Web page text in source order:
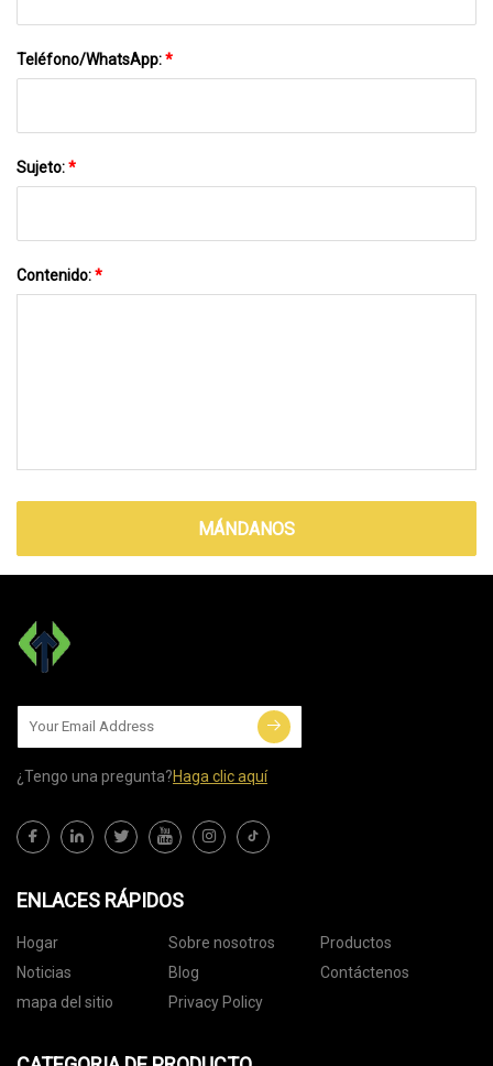
Teléfono/WhatsApp:*
Sujeto:*
Contenido:*
MÁNDANOS
¿Tengo una pregunta?Haga clic aquí
ENLACES RÁPIDOS
Hogar Sobre nosotros
Productos
Noticias
Blog
Contáctenos
mapa del sitio
Privacy Policy